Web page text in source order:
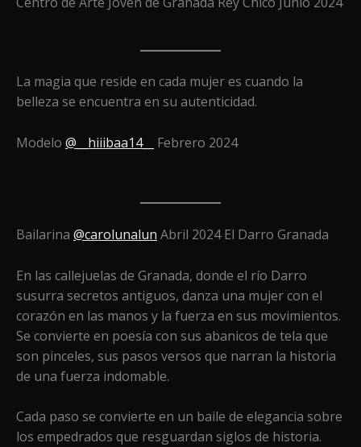
La magia que reside en cada mujer es cuando la
belleza se encuentra en su autenticidad.
Modelo @__hiiibaa14__ Febrero 2024
Bailarina @carolunalun Abril 2024 El Darro Granada
En las callejuelas de Granada, donde el río Darro
susurra secretos antiguos, danza una mujer con el
corazón en las manos y la fuerza en sus movimientos.
Se convierte en poesía con sus abanicos de tela que
son pinceles, sus pasos versos que narran la historia
de una fuerza indomable.
Cada paso se convierte en un baile de elegancia sobre
los empedrados que resguardan siglos de historia.